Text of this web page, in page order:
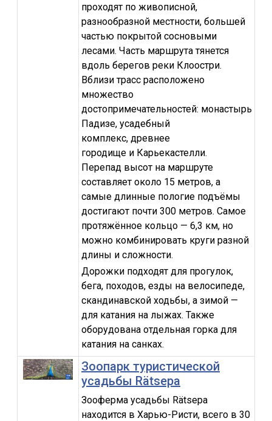
проходят по живописной,
разнообразной местности, большей
частью покрытой сосновыми
лесами. Часть маршрута тянется
вдоль берегов реки Клоостри.
Вблизи трасс расположено
множество
достопримечательностей: монастырь
Падизе, усадебный
комплекс, древнее
городище и Карьекастелли.
Перепад высот на маршруте
составляет около 15 метров, а
самые длинные пологие подъёмы
достигают почти 300 метров. Самое
протяжённое кольцо — 6,3 км, но
можно комбинировать круги разной
длины и сложности.
Дорожки подходят для прогулок,
бега, походов, езды на велосипеде,
скандинавской ходьбы, а зимой —
для катания на лыжах. Также
оборудована отдельная горка для
катания на санках.
Зоопарк туристической
усадьбы Rätsepa
Зооферма усадьбы Rätsepa
находится в Харью-Ристи, всего в 30